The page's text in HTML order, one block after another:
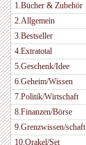
1.Bücher & Zubehör
2.Allgemein
3.Bestseller
4.Extratotal
5.Geschenk/Idee
6.Geheim/Wissen
7.Politik/Wirtschaft
8.Finanzen/Börse
9.Grenzwissen/schaft
10.Orakel/Set